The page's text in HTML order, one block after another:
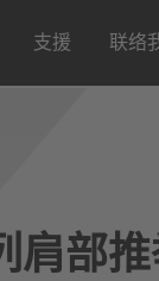
支援 联络
肩部